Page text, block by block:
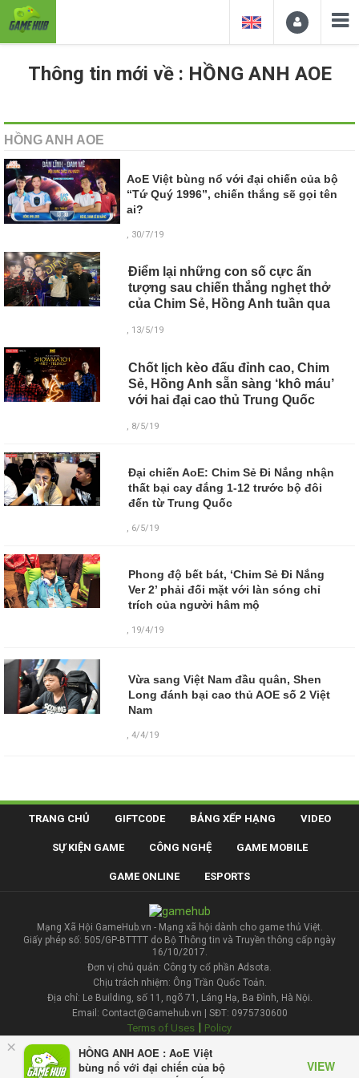
×
HỒNG ANH AOE : AoE Việt
bùng nổ với đại chiến của bộ
VIEW
Thông tin mới về : HỒNG ANH AOE
HỒNG ANH AOE
AoE Việt bùng nổ với đại chiến của bộ
“Tứ Quý 1996”, chiến thắng sẽ gọi tên
ai?
, 30/7/19
Điểm lại những con số cực ấn
tượng sau chiến thắng nghẹt thở
của Chim Sẻ, Hồng Anh tuần qua
, 13/5/19
Chốt lịch kèo đấu đỉnh cao, Chim
Sẻ, Hồng Anh sẵn sàng ‘khô máu’
với hai đại cao thủ Trung Quốc
, 8/5/19
Đại chiến AoE: Chim Sẻ Đi Nắng nhận
thất bại cay đắng 1-12 trước bộ đôi
đến từ Trung Quốc
, 6/5/19
Phong độ bết bát, ‘Chim Sẻ Đi Nắng
Ver 2’ phải đối mặt với làn sóng chỉ
trích của người hâm mộ
, 19/4/19
Vừa sang Việt Nam đầu quân, Shen
Long đánh bại cao thủ AOE số 2 Việt
Nam
,4/4/19
TRANG CHỦ GIFTCODE BẢNG XẾP HẠNG VIDEO
SỰ KIỆN GAME CÔNG NGHỆ GAME MOBILE
GAME ONLINE ESPORTS
Mạng Xã Hội GameHub.vn - Mạng xã hội dành cho game thủ Việt.
Giấy phép số: 505/GP-BTTTT do Bộ Thông tin và Truyền thông cấp ngày
16/10/2017.
Đơn vị chủ quản: Công ty cổ phần Adsota.
Chịu trách nhiệm: Ông Trần Quốc Toản.
Địa chỉ: Le Building, số 11, ngõ 71, Láng Hạ, Ba Đình, Hà Nội.
Email: Contact@Gamehub.vn | SĐT: 0975730600
Terms of Uses | Policy
Liên hệ đăng bài